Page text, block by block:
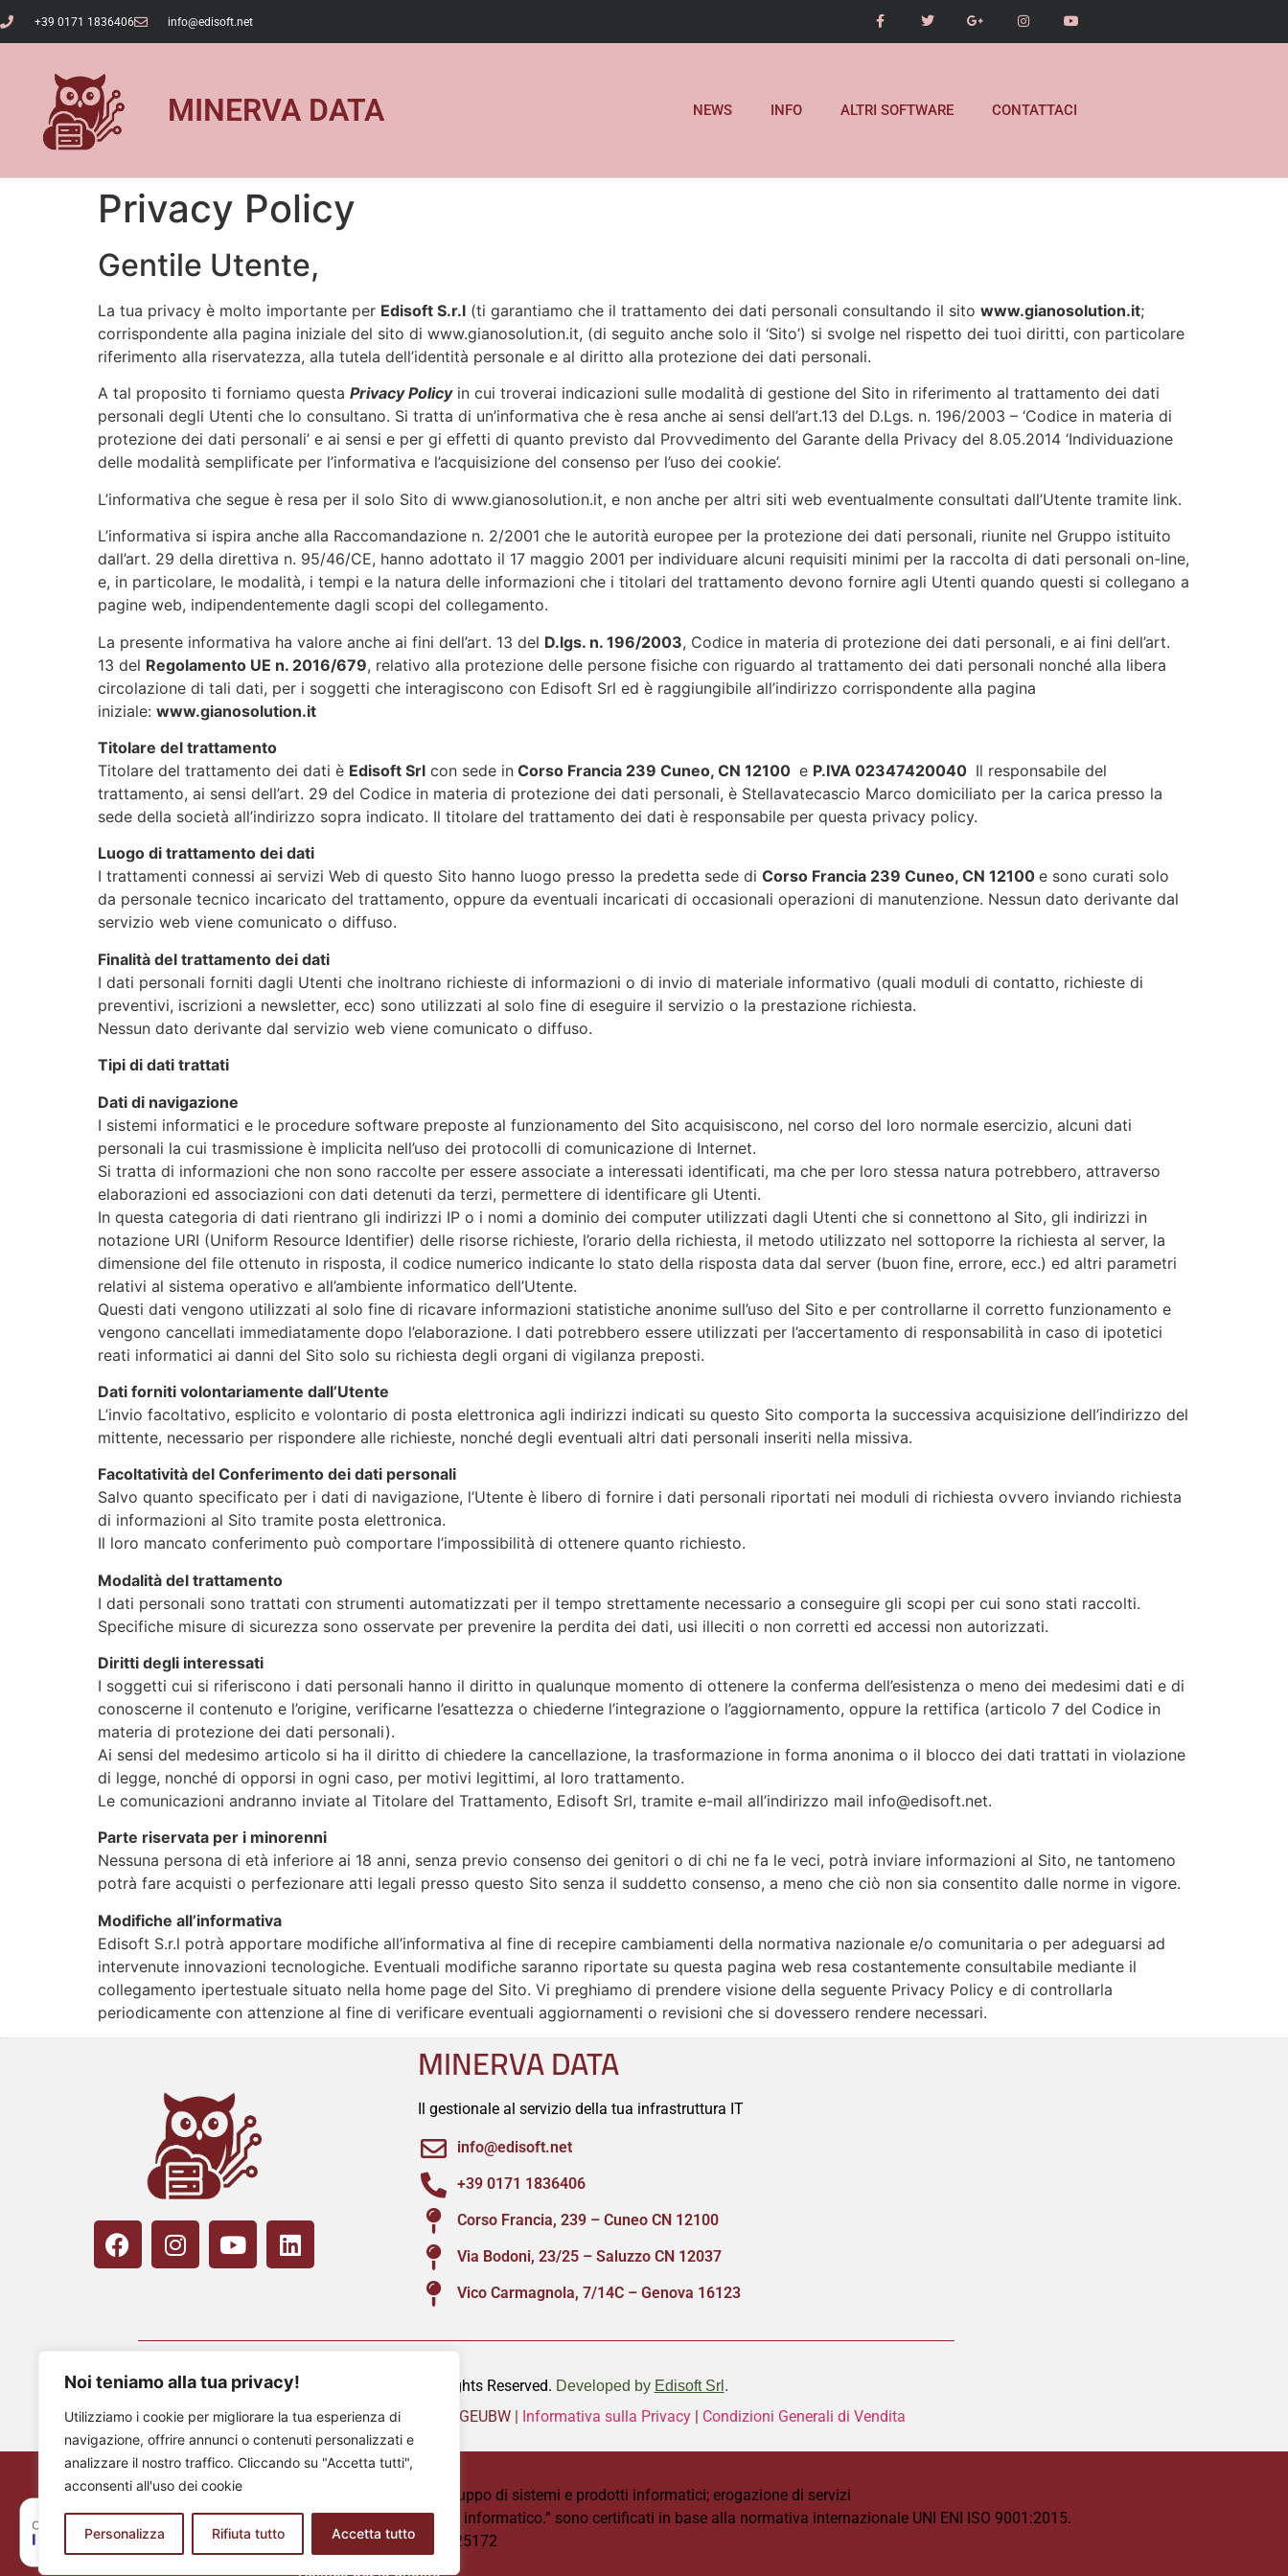
Noi teniamo alla tua privacy!
Utilizziamo i cookie per migliorare la tua esperienza di
navigazione, offrire annunci o contenuti personalizzati e
analizzare il nostro traffico. Cliccando su "Accetta tutti",
acconsenti all'uso dei cookie
Personalizza Rifiuta tutto Accetta tutto
+39 0171 1836406 info@edisoft.net
MINERVA DATA NEWS INFO ALTRI SOFTWARE CONTATTACI
Privacy Policy
Gentile Utente,
La tua privacy è molto importante per Edisoft S.r.l (ti garantiamo che il trattamento dei dati personali consultando il sito www.gianosolution.it;
corrispondente alla pagina iniziale del sito di www.gianosolution.it, (di seguito anche solo il ‘Sito’) si svolge nel rispetto dei tuoi diritti, con particolare
riferimento alla riservatezza, alla tutela dell’identità personale e al diritto alla protezione dei dati personali.
A tal proposito ti forniamo questa Privacy Policyin cui troverai indicazioni sulle modalità di gestione del Sito in riferimento al trattamento dei dati
personali degli Utenti che lo consultano. Si tratta di un’informativa che è resa anche ai sensi dell’art.13 del D.Lgs. n. 196/2003 – ‘Codice in materia di
protezione dei dati personali’ e ai sensi e per gi effetti di quanto previsto dal Provvedimento del Garante della Privacy del 8.05.2014 ‘Individuazione
delle modalità semplificate per l’informativa e l’acquisizione del consenso per l’uso dei cookie’.
L’informativa che segue è resa per il solo Sito di www.gianosolution.it, e non anche per altri siti web eventualmente consultati dall’Utente tramite link.
L’informativa si ispira anche alla Raccomandazione n. 2/2001 che le autorità europee per la protezione dei dati personali, riunite nel Gruppo istituito
dall’art. 29 della direttiva n. 95/46/CE, hanno adottato il 17 maggio 2001 per individuare alcuni requisiti minimi per la raccolta di dati personali on-line,
e, in particolare, le modalità, i tempi e la natura delle informazioni che i titolari del trattamento devono fornire agli Utenti quando questi si collegano a
pagine web, indipendentemente dagli scopi del collegamento.
La presente informativa ha valore anche ai fini dell’art. 13 del D.lgs. n. 196/2003, Codice in materia di protezione dei dati personali, e ai fini dell’art.
13 del Regolamento UE n. 2016/679, relativo alla protezione delle persone fisiche con riguardo al trattamento dei dati personali nonché alla libera
circolazione di tali dati, per i soggetti che interagiscono con Edisoft Srl ed è raggiungibile all’indirizzo corrispondente alla pagina
iniziale: www.gianosolution.it
Titolare del trattamento
Titolare del trattamento dei dati è Edisoft Srl con sede in Corso Francia 239 Cuneo, CN 12100 e P.IVA 02347420040 Il responsabile del
trattamento, ai sensi dell’art. 29 del Codice in materia di protezione dei dati personali, è Stellavatecascio Marco domiciliato per la carica presso la
sede della società all’indirizzo sopra indicato. Il titolare del trattamento dei dati è responsabile per questa privacy policy.
Luogo di trattamento dei dati
I trattamenti connessi ai servizi Web di questo Sito hanno luogo presso la predetta sede di Corso Francia 239 Cuneo, CN 12100 e sono curati solo
da personale tecnico incaricato del trattamento, oppure da eventuali incaricati di occasionali operazioni di manutenzione. Nessun dato derivante dal
servizio web viene comunicato o diffuso.
Finalità del trattamento dei dati
I dati personali forniti dagli Utenti che inoltrano richieste di informazioni o di invio di materiale informativo (quali moduli di contatto, richieste di
preventivi, iscrizioni a newsletter, ecc) sono utilizzati al solo fine di eseguire il servizio o la prestazione richiesta.
Nessun dato derivante dal servizio web viene comunicato o diffuso.
Tipi di dati trattati
Dati di navigazione
I sistemi informatici e le procedure software preposte al funzionamento del Sito acquisiscono, nel corso del loro normale esercizio, alcuni dati
personali la cui trasmissione è implicita nell’uso dei protocolli di comunicazione di Internet.
Si tratta di informazioni che non sono raccolte per essere associate a interessati identificati, ma che per loro stessa natura potrebbero, attraverso
elaborazioni ed associazioni con dati detenuti da terzi, permettere di identificare gli Utenti.
In questa categoria di dati rientrano gli indirizzi IP o i nomi a dominio dei computer utilizzati dagli Utenti che si connettono al Sito, gli indirizzi in
notazione URI (Uniform Resource Identifier) delle risorse richieste, l’orario della richiesta, il metodo utilizzato nel sottoporre la richiesta al server, la
dimensione del file ottenuto in risposta, il codice numerico indicante lo stato della risposta data dal server (buon fine, errore, ecc.) ed altri parametri
relativi al sistema operativo e all’ambiente informatico dell’Utente.
Questi dati vengono utilizzati al solo fine di ricavare informazioni statistiche anonime sull’uso del Sito e per controllarne il corretto funzionamento e
vengono cancellati immediatamente dopo l’elaborazione. I dati potrebbero essere utilizzati per l’accertamento di responsabilità in caso di ipotetici
reati informatici ai danni del Sito solo su richiesta degli organi di vigilanza preposti.
Dati forniti volontariamente dall’Utente
L’invio facoltativo, esplicito e volontario di posta elettronica agli indirizzi indicati su questo Sito comporta la successiva acquisizione dell’indirizzo del
mittente, necessario per rispondere alle richieste, nonché degli eventuali altri dati personali inseriti nella missiva.
Facoltatività del Conferimento dei dati personali
Salvo quanto specificato per i dati di navigazione, l’Utente è libero di fornire i dati personali riportati nei moduli di richiesta ovvero inviando richiesta
di informazioni al Sito tramite posta elettronica.
Il loro mancato conferimento può comportare l’impossibilità di ottenere quanto richiesto.
Modalità del trattamento
I dati personali sono trattati con strumenti automatizzati per il tempo strettamente necessario a conseguire gli scopi per cui sono stati raccolti.
Specifiche misure di sicurezza sono osservate per prevenire la perdita dei dati, usi illeciti o non corretti ed accessi non autorizzati.
Diritti degli interessati
I soggetti cui si riferiscono i dati personali hanno il diritto in qualunque momento di ottenere la conferma dell’esistenza o meno dei medesimi dati e di
conoscerne il contenuto e l’origine, verificarne l’esattezza o chiederne l’integrazione o l’aggiornamento, oppure la rettifica (articolo 7 del Codice in
materia di protezione dei dati personali).
Ai sensi del medesimo articolo si ha il diritto di chiedere la cancellazione, la trasformazione in forma anonima o il blocco dei dati trattati in violazione
di legge, nonché di opporsi in ogni caso, per motivi legittimi, al loro trattamento.
Le comunicazioni andranno inviate al Titolare del Trattamento, Edisoft Srl, tramite e-mail all’indirizzo mail info@edisoft.net.
Parte riservata per i minorenni
Nessuna persona di età inferiore ai 18 anni, senza previo consenso dei genitori o di chi ne fa le veci, potrà inviare informazioni al Sito, ne tantomeno
potrà fare acquisti o perfezionare atti legali presso questo Sito senza il suddetto consenso, a meno che ciò non sia consentito dalle norme in vigore.
Modifiche all’informativa
Edisoft S.r.l potrà apportare modifiche all’informativa al fine di recepire cambiamenti della normativa nazionale e/o comunitaria o per adeguarsi ad
intervenute innovazioni tecnologiche. Eventuali modifiche saranno riportate su questa pagina web resa costantemente consultabile mediante il
collegamento ipertestuale situato nella home page del Sito. Vi preghiamo di prendere visione della seguente Privacy Policy e di controllarla
periodicamente con attenzione al fine di verificare eventuali aggiornamenti o revisioni che si dovessero rendere necessari.
MINERVA DATA
Il gestionale al servizio della tua infrastruttura IT
info@edisoft.net
+39 0171 1836406
Corso Francia, 239 – Cuneo CN 12100
Via Bodoni, 23/25 – Saluzzo CN 12037
Vico Carmagnola, 7/14C – Genova 16123
All Rights Reserved. Developed by Edisoft Srl .
Privacy Policy| P.IVA 02347420040 | W8GEUBW | Informativa sulla Privacy| Condizioni Generali di Vendita
Certificazione ISO 9001
La “Progettazione e sviluppo di sistemi e prodotti informatici; erogazione di servizi
professionali nel settore informatico.” sono certificati in base alla normativa internazionale UNI ENI ISO 9001:2015.
Certificato Numero: IT325172